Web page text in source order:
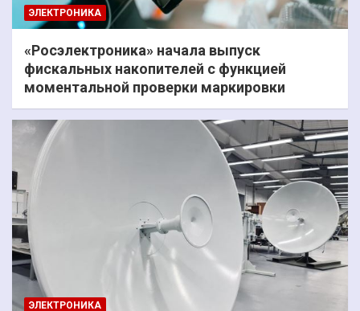
ЭЛЕКТРОНИКА
«Росэлектроника» начала выпуск
фискальных накопителей с функцией
моментальной проверки маркировки
ЭЛЕКТРОНИКА